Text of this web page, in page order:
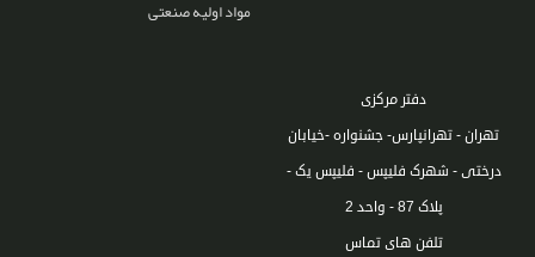
مواد اولیه صنعتی
دفتر مرکزی
تهران - تهرانپارس- جشنواره -خیابان
درختی - شهرک فلیپس - فلیپس یک -
پلاک 87 - واحد 2
تلفن های تماس